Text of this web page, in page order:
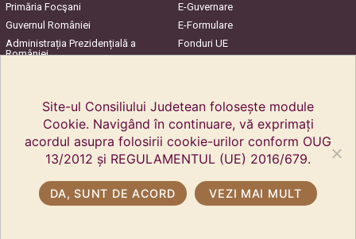
Primăria Focşani
E-Guvernare
Guvernul României
E-Formulare
Administrația Prezidențială a
României
Fonduri UE
Site-ul Consiliului Judetean folosește module
Cookie. Navigând în continuare, vă exprimați
acordul asupra folosirii cookie-urilor conform OUG
13/2012 și REGULAMENTUL (UE) 2016/679.
DA, SUNT DE ACORD VEZI MAI MULT